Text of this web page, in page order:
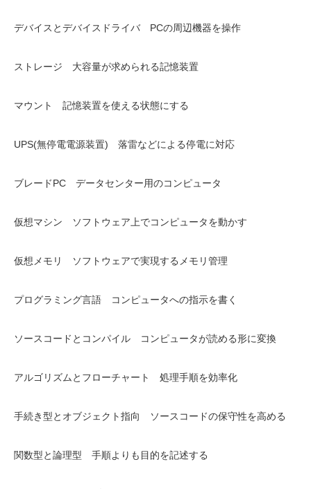
デバイスとデバイスドライバ PCの周辺機器を操作
ストレージ 大容量が求められる記憶装置
マウント 記憶装置を使える状態にする
UPS(無停電電源装置) 落雷などによる停電に対応
ブレードPC データセンター用のコンピュータ
仮想マシン ソフトウェア上でコンピュータを動かす
仮想メモリ ソフトウェアで実現するメモリ管理
プログラミング言語 コンピュータへの指示を書く
ソースコードとコンパイル コンピュータが読める形に変換
アルゴリズムとフローチャート 処理手順を効率化
手続き型とオブジェクト指向 ソースコードの保守性を高める
関数型と論理型 手順よりも目的を記述する